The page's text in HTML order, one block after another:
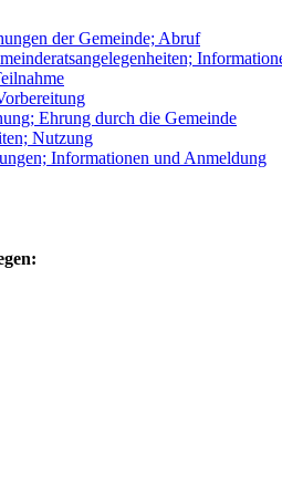
der Gemeinde; Abruf
Ehrung durch die Gemeinde
Nutzung
Informationen und Anmeldung